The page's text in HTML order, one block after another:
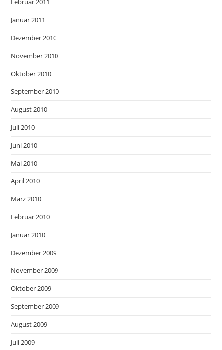
Februar 2011
Januar 2011
Dezember 2010
November 2010
Oktober 2010
September 2010
August 2010
Juli 2010
Juni 2010
Mai 2010
April 2010
März 2010
Februar 2010
Januar 2010
Dezember 2009
November 2009
Oktober 2009
September 2009
August 2009
Juli 2009